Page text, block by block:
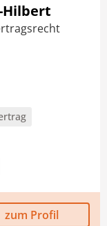
Hilbert
zum Profil